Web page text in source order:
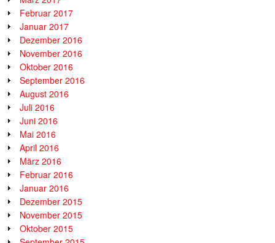
Februar 2017
Januar 2017
Dezember 2016
November 2016
Oktober 2016
September 2016
August 2016
Juli 2016
Juni 2016
Mai 2016
April 2016
März 2016
Februar 2016
Januar 2016
Dezember 2015
November 2015
Oktober 2015